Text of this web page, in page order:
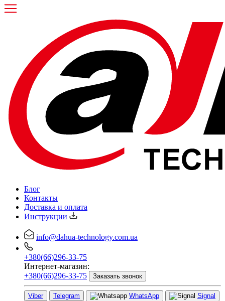
Блог
Контакты
Доставка и оплата
Инструкции
info@dahua-technology.com.ua
+380(66)296-33-75
Интернет-магазин:
+380(66)296-33-75
Заказать звонок
Viber Telegram WhatsApp Signal